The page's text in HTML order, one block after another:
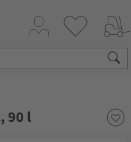
90 l